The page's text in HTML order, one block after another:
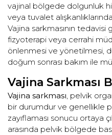
vajinal bölgede dolgunluk
veya tuvalet
Vajina sarkmasının tedavisi
fizyoterapi veya cerrahi
önlenmesi ve yönetilmesi,
doğum sonrası bakım ile
Vajina Sarkması
Vajina sarkması, pelvik
bir durumdur ve genellikle
zayıflaması sonucu ortaya
arasında pelvik bölgede